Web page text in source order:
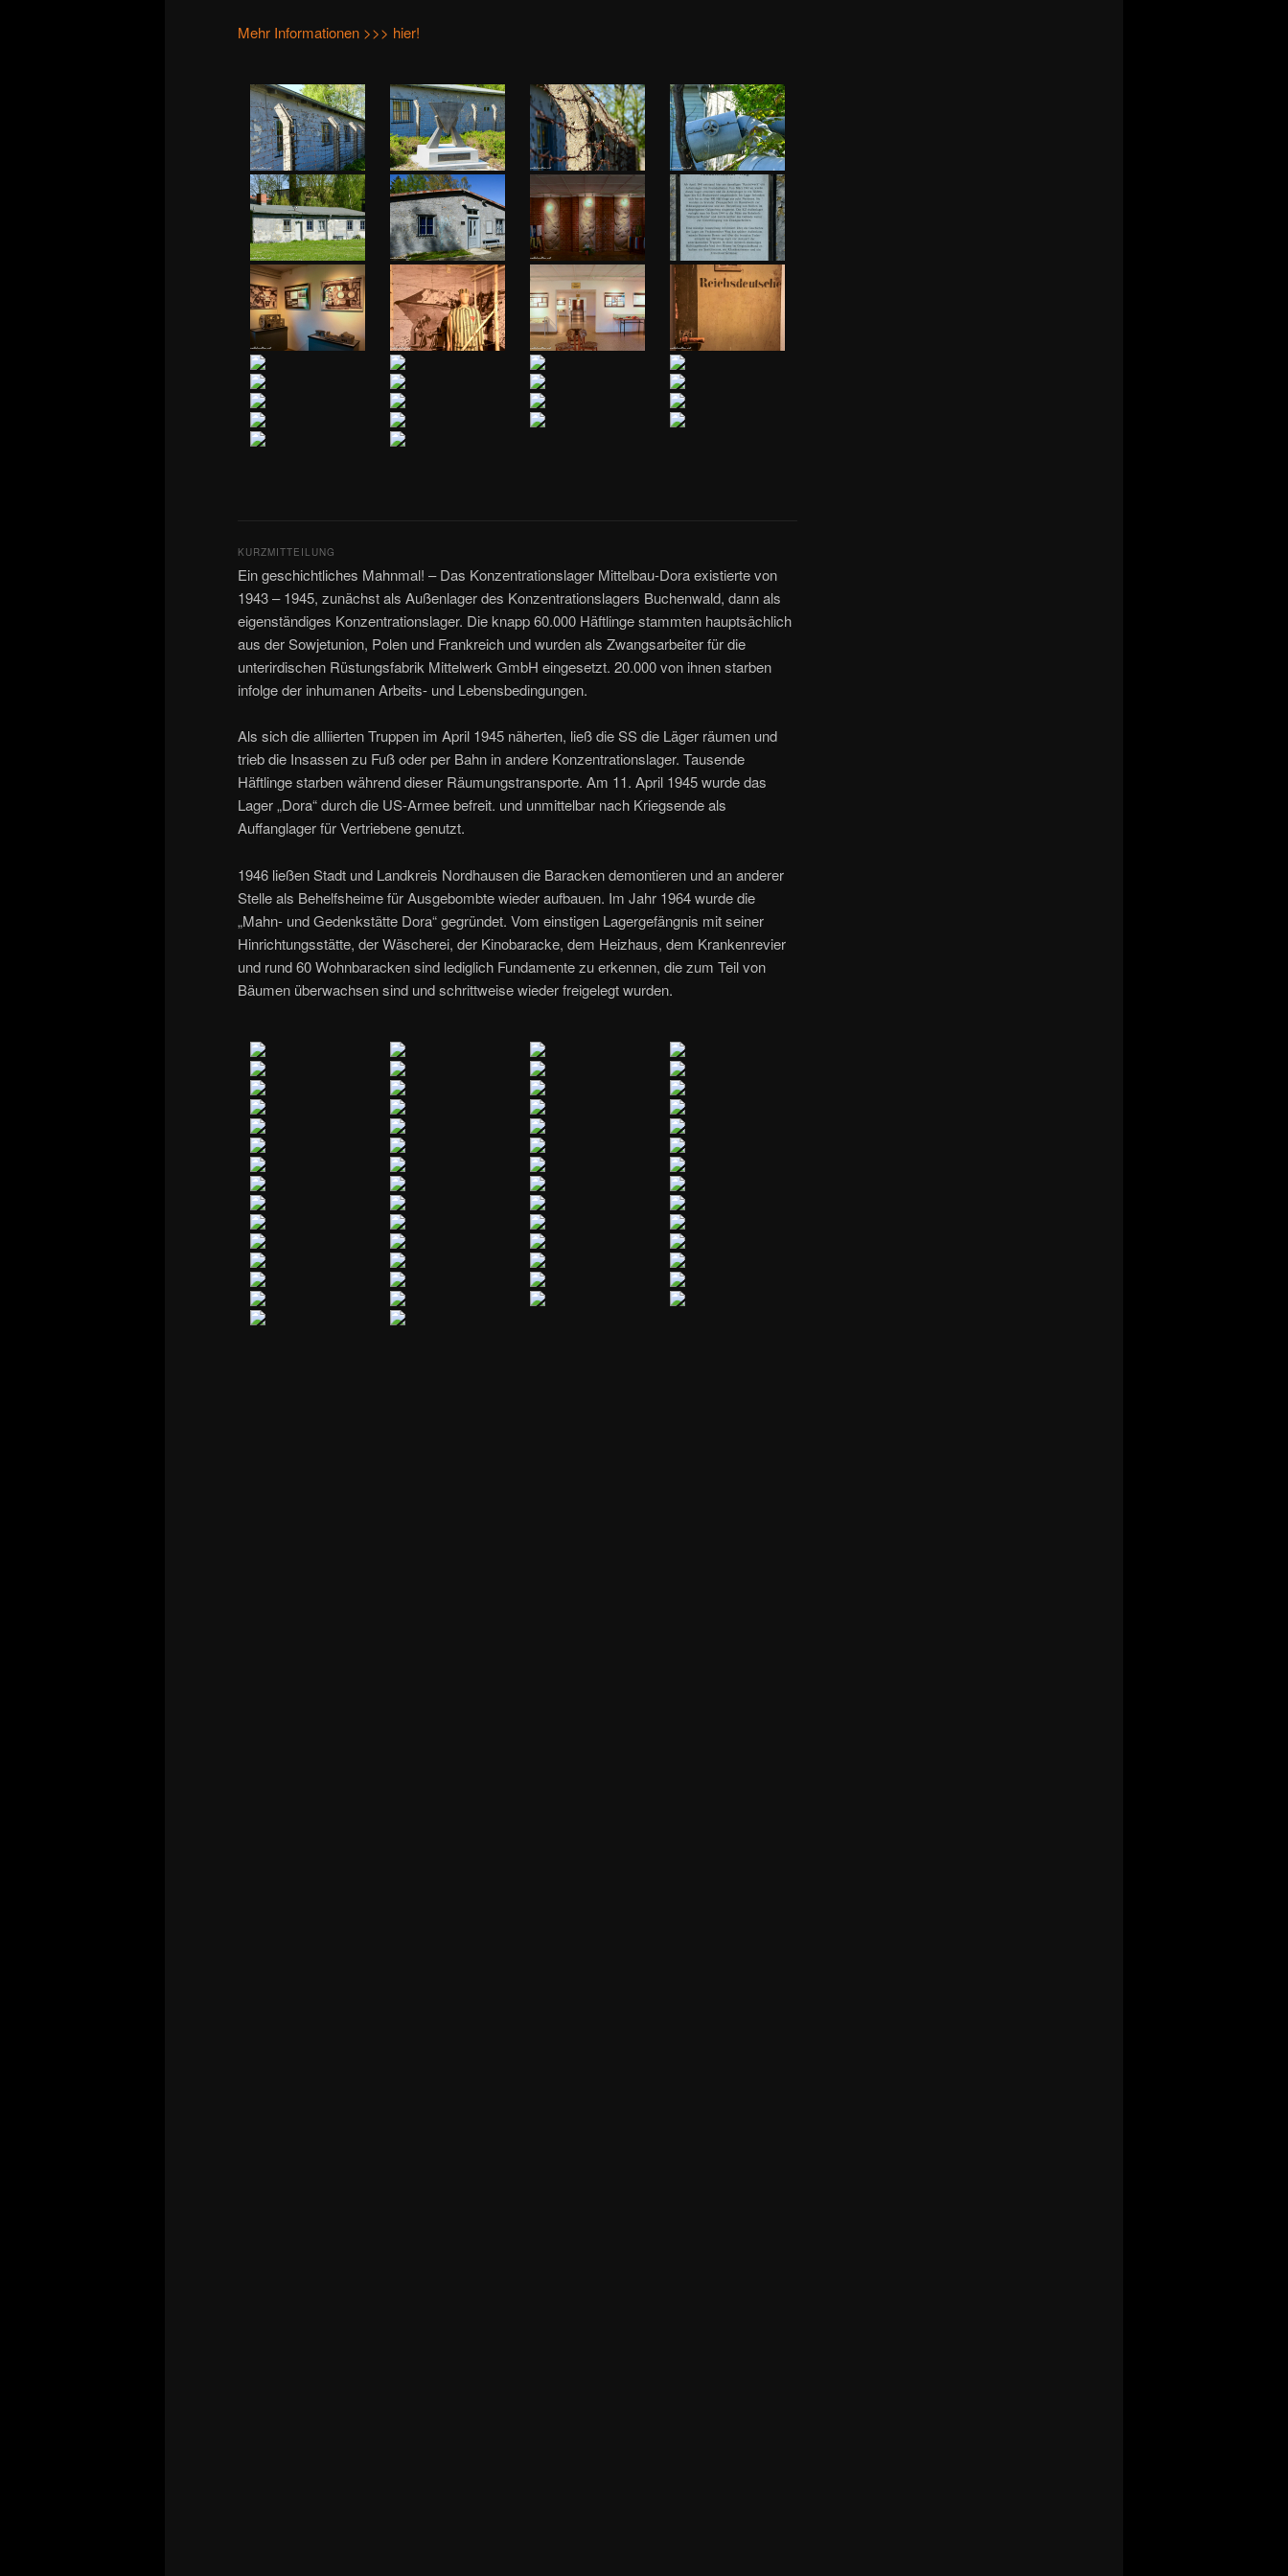
Mehr Informationen >>> hier!
KURZMITTEILUNG
Ein geschichtliches Mahnmal! – Das Konzentrationslager Mittelbau-Dora existierte von
1943 – 1945, zunächst als Außenlager des Konzentrationslagers Buchenwald, dann als
eigenständiges Konzentrationslager. Die knapp 60.000 Häftlinge stammten hauptsächlich
aus der Sowjetunion, Polen und Frankreich und wurden als Zwangsarbeiter für die
unterirdischen Rüstungsfabrik Mittelwerk GmbH eingesetzt. 20.000 von ihnen starben
infolge der inhumanen Arbeits- und Lebensbedingungen.
Als sich die alliierten Truppen im April 1945 näherten, ließ die SS die Läger räumen und
trieb die Insassen zu Fuß oder per Bahn in andere Konzentrationslager. Tausende
Häftlinge starben während dieser Räumungstransporte. Am 11. April 1945 wurde das
Lager „Dora“ durch die US-Armee befreit. und unmittelbar nach Kriegsende als
Auffanglager für Vertriebene genutzt.
1946 ließen Stadt und Landkreis Nordhausen die Baracken demontieren und an anderer
Stelle als Behelfsheime für Ausgebombte wieder aufbauen. Im Jahr 1964 wurde die
„Mahn- und Gedenkstätte Dora“ gegründet. Vom einstigen Lagergefängnis mit seiner
Hinrichtungsstätte, der Wäscherei, der Kinobaracke, dem Heizhaus, dem Krankenrevier
und rund 60 Wohnbaracken sind lediglich Fundamente zu erkennen, die zum Teil von
Bäumen überwachsen sind und schrittweise wieder freigelegt wurden.